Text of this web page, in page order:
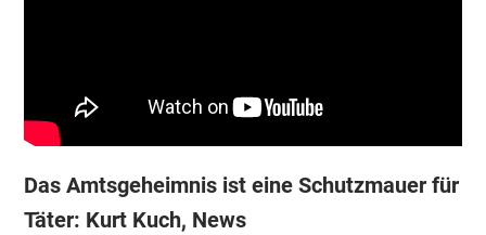
Das Amtsgeheimnis ist eine Schutzmauer für
Täter: Kurt Kuch, News